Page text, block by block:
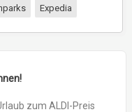
Expedia
zum ALDI-Preis